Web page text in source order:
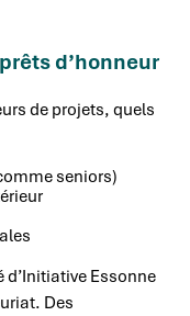
d’honneur
de projets, quels
seniors)
Essonne
Des